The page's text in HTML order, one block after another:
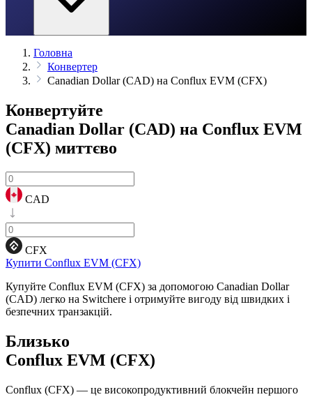
Головна
Конвертер
Canadian Dollar (CAD) на Conflux EVM (CFX)
Конвертуйте
Canadian Dollar (CAD) на Conflux EVM
(CFX) миттєво
CAD
CFX
Купити Conflux EVM (CFX)
Купуйте Conflux EVM (CFX) за допомогою Canadian Dollar
(CAD) легко на Switchere і отримуйте вигоду від швидких і
безпечних транзакцій.
Близько
Conflux EVM (CFX)
Conflux (CFX) — це високопродуктивний блокчейн першого